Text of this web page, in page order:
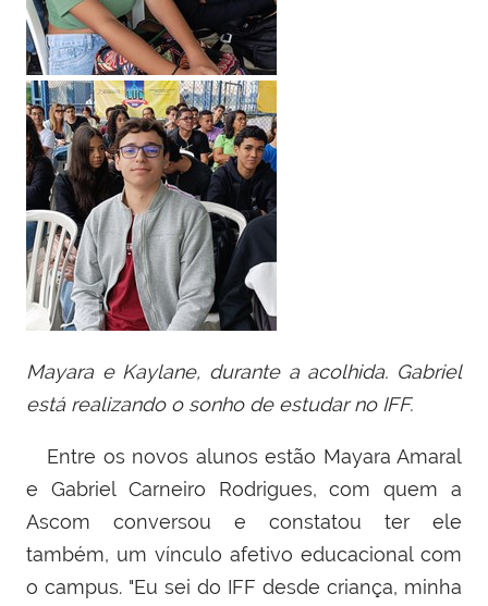
Mayara e Kaylane, durante a acolhida. Gabriel
está realizando o sonho de estudar no IFF.
Entre os novos alunos estão Mayara Amaral
e Gabriel Carneiro Rodrigues, com quem a
Ascom conversou e constatou ter ele
também, um vínculo afetivo educacional com
o campus. "Eu sei do IFF desde criança, minha